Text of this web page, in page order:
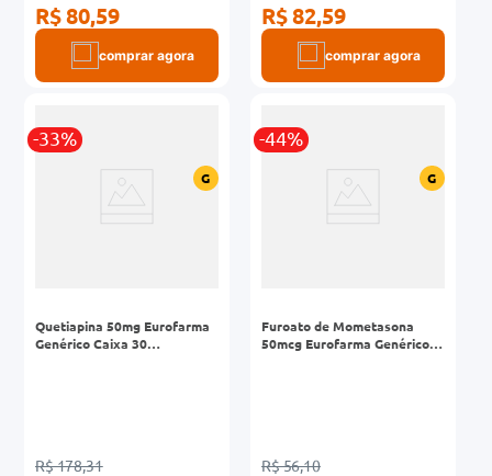
R$ 80,59
comprar agora
R$ 82,59
comprar agora
-33%
G
Quetiapina 50mg Eurofarma
Genérico Caixa 30
R$ 178,31
-44%
G
Furoato de Mometasona
50mcg Eurofarma Genérico
R$ 56,10